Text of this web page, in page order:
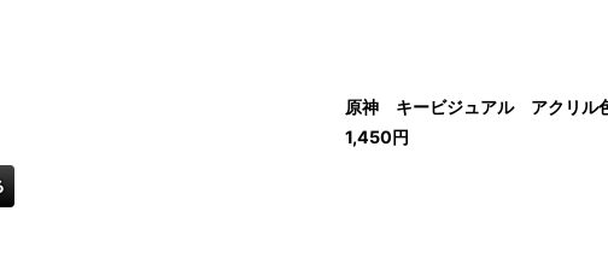
原神 キービジュアル アクリル
1,450円